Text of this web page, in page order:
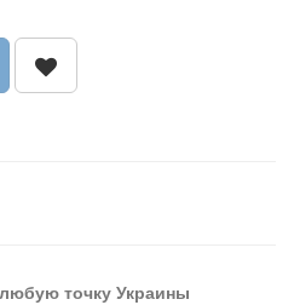
точку Украины